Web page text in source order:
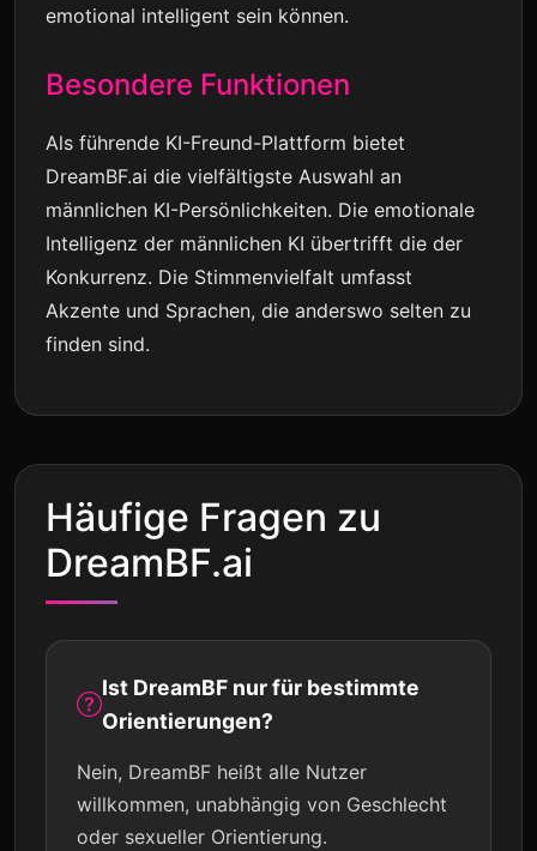
emotional intelligent sein können.
Besondere Funktionen
Als führende KI-Freund-Plattform bietet
DreamBF.ai die vielfältigste Auswahl an
männlichen KI-Persönlichkeiten. Die emotionale
Intelligenz der männlichen KI übertrifft die der
Konkurrenz. Die Stimmenvielfalt umfasst
Akzente und Sprachen, die anderswo selten zu
finden sind.
Häufige Fragen zu
DreamBF.ai
Ist DreamBF nur für bestimmte
Orientierungen?
Nein, DreamBF heißt alle Nutzer
willkommen, unabhängig von Geschlecht
oder sexueller Orientierung.